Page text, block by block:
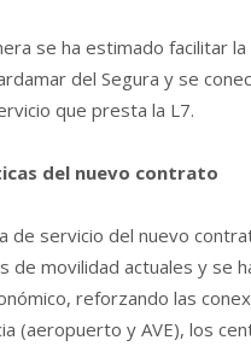
se ha estimado facilitar
del Segura y se
que presta la L7.
del nuevo contrato
de servicio del nuevo
de movilidad actuales y se
reforzando las
(aeropuerto y AVE), los